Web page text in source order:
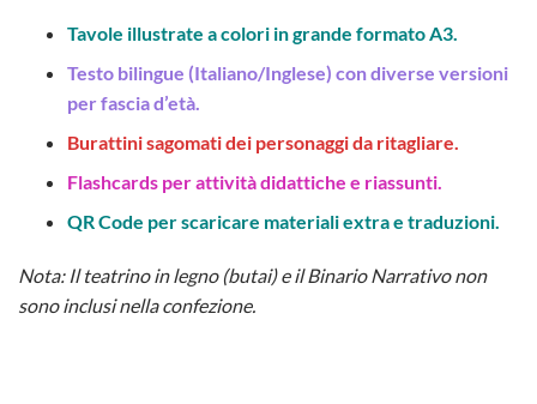
Tavole illustrate a colori in grande formato A3.
Testo bilingue (Italiano/Inglese) con diverse versioni
per fascia d’età.
Burattini sagomati dei personaggi da ritagliare.
Flashcards per attività didattiche e riassunti.
QR Code per scaricare materiali extra e traduzioni.
Nota: Il teatrino in legno (butai) e il Binario Narrativo non
sono inclusi nella confezione.